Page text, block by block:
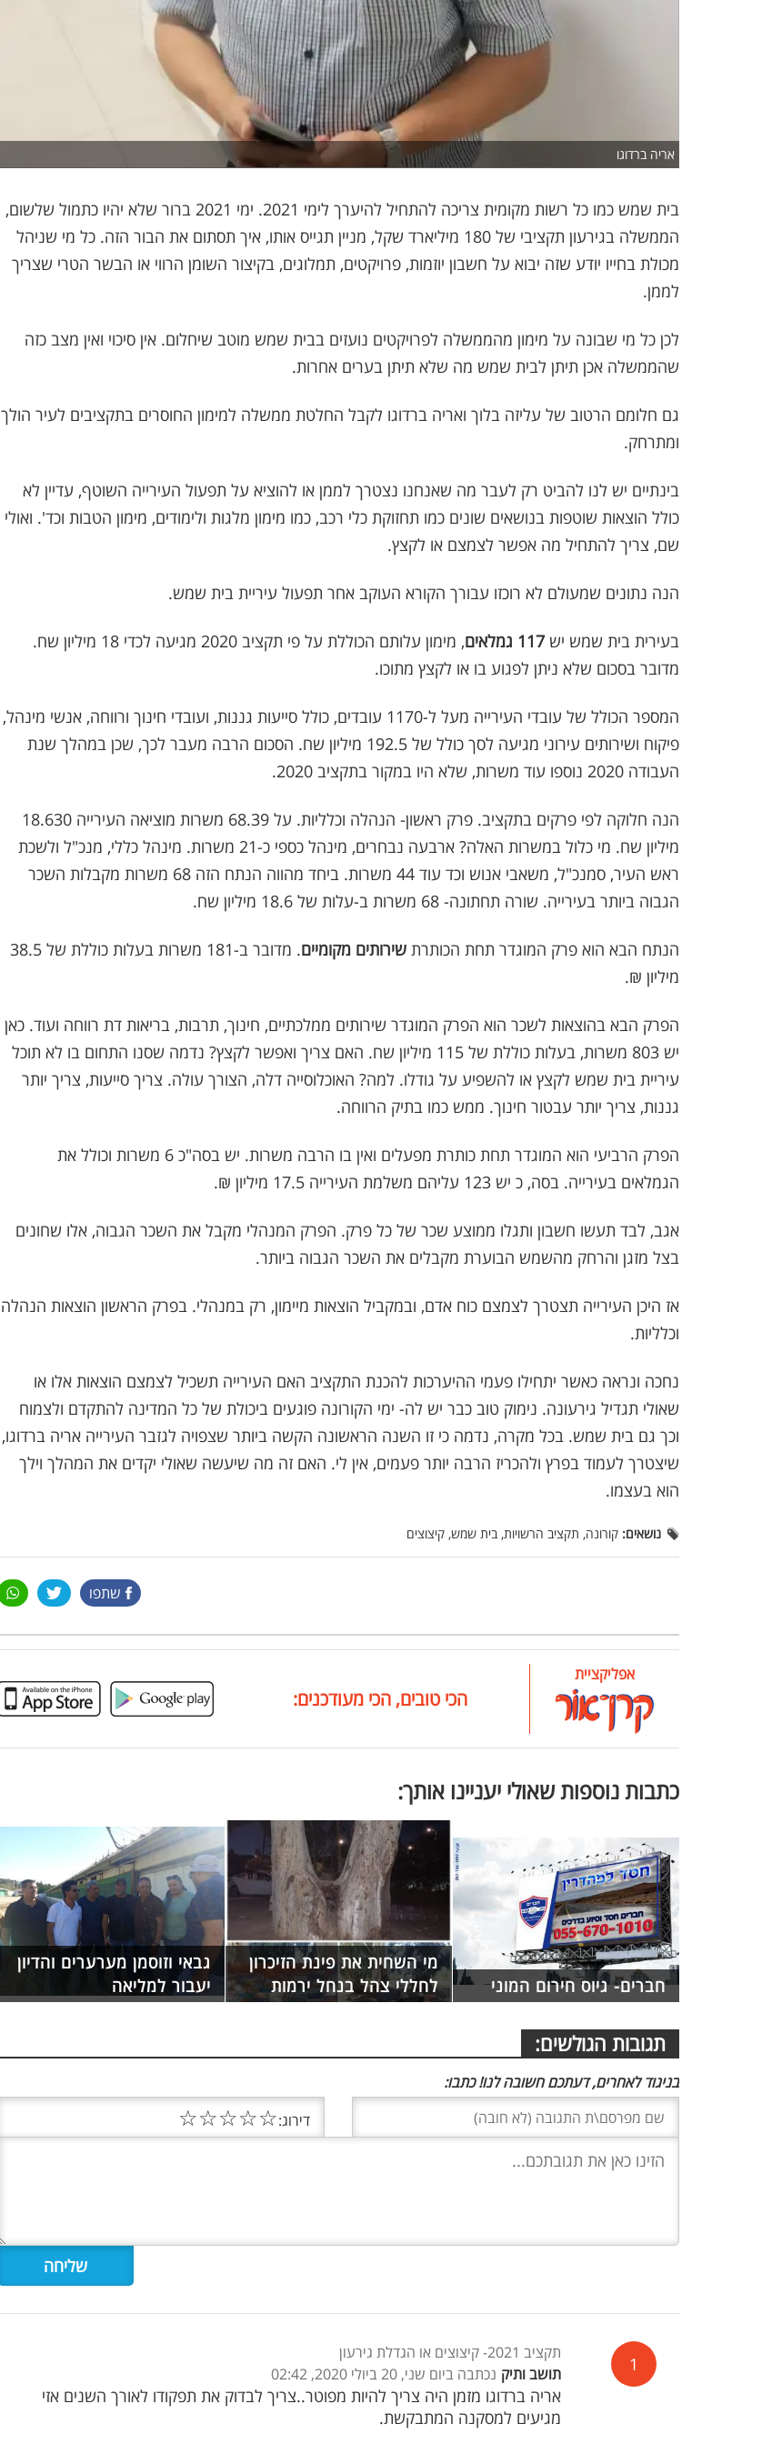
אריה ברדוגו
בית שמש כמו כל רשות מקומית צריכה להתחיל להיערך לימי 2021. ימי 2021 ברור שלא יהיו כתמול שלשום,
הממשלה בגירעון תקציבי של 180 מיליארד שקל, מניין תגייס אותו, איך תסתום את הבור הזה. כל מי שניהל
מכולת בחייו יודע שזה יבוא על חשבון יוזמות, פרויקטים, תמלוגים, בקיצור השומן הרווי או הבשר הטרי שצריך
לממן.
לכן כל מי שבונה על מימון מהממשלה לפרויקטים נועזים בבית שמש מוטב שיחלום. אין סיכוי ואין מצב כזה
שהממשלה אכן תיתן לבית שמש מה שלא תיתן בערים אחרות.
גם חלומם הרטוב של עליזה בלוך ואריה ברדוגו לקבל החלטת ממשלה למימון החוסרים בתקציבים לעיר הולך
ומתרחק.
בינתיים יש לנו להביט רק לעבר מה שאנחנו נצטרך לממן או להוציא על תפעול העירייה השוטף, עדיין לא
כולל הוצאות שוטפות בנושאים שונים כמו תחזוקת כלי רכב, כמו מימון מלגות ולימודים, מימון הטבות וכד'. ואולי
שם, צריך להתחיל מה אפשר לצמצם או לקצץ.
הנה נתונים שמעולם לא רוכזו עבורך הקורא העוקב אחר תפעול עיריית בית שמש.
בעירית בית שמש יש117 גמלאים
, מימון עלותם הכוללת על פי תקציב 2020 מגיעה לכדי 18 מיליון שח.
מדובר בסכום שלא ניתן לפגוע בו או לקצץ מתוכו.
המספר הכולל של עובדי העירייה מעל ל-1170 עובדים, כולל סייעות גננות, ועובדי חינוך ורווחה, אנשי מינהל,
פיקוח ושירותים עירוני מגיעה לסך כולל של 192.5 מיליון שח. הסכום הרבה מעבר לכך, שכן במהלך שנת
העבודה 2020 נוספו עוד משרות, שלא היו במקור בתקציב 2020.
הנה חלוקה לפי פרקים בתקציב. פרק ראשון- הנהלה וכלליות. על 68.39 משרות מוציאה העירייה 18.630
מיליון שח. מי כלול במשרות האלה? ארבעה נבחרים, מינהל כספי כ-21 משרות. מינהל כללי, מנכ"ל ולשכת
ראש העיר, סמנכ"ל, משאבי אנוש וכד עוד 44 משרות. ביחד מהווה הנתח הזה 68 משרות מקבלות השכר
הגבוה ביותר בעירייה. שורה תחתונה- 68 משרות ב-עלות של 18.6 מיליון שח.
הנתח הבא הוא פרק המוגדר תחת הכותרת שירותים מקומיים
. מדובר ב-181 משרות בעלות כוללת של 38.5
מיליון ₪.
הפרק הבא בהוצאות לשכר הוא הפרק המוגדר שירותים ממלכתיים, חינוך, תרבות, בריאות דת רווחה ועוד. כאן
יש 803 משרות, בעלות כוללת של 115 מיליון שח. האם צריך ואפשר לקצץ? נדמה שסנו התחום בו לא תוכל
עיריית בית שמש לקצץ או להשפיע על גודלו. למה? האוכלוסייה דלה, הצורך עולה. צריך סייעות, צריך יותר
גננות, צריך יותר עבטור חינוך. ממש כמו בתיק הרווחה.
הפרק הרביעי הוא המוגדר תחת כותרת מפעלים ואין בו הרבה משרות. יש בסה"כ 6 משרות וכולל את
הגמלאים בעירייה. בסה, כ יש 123 עליהם משלמת העירייה 17.5 מיליון ₪.
אגב, לבד תעשו חשבון ותגלו ממוצע שכר של כל פרק. הפרק המנהלי מקבל את השכר הגבוה, אלו שחונים
בצל מזגן והרחק מהשמש הבוערת מקבלים את השכר הגבוה ביותר.
אז היכן העירייה תצטרך לצמצם כוח אדם, ובמקביל הוצאות מיימון, רק במנהלי. בפרק הראשון הוצאות הנהלה
וכלליות.
נחכה ונראה כאשר יתחילו פעמי ההיערכות להכנת התקציב האם העירייה תשכיל לצמצם הוצאות אלו או
שאולי תגדיל גירעונה. נימוק טוב כבר יש לה- ימי הקורונה פוגעים ביכולת של כל המדינה להתקדם ולצמוח
וכך גם בית שמש. בכל מקרה, נדמה כי זו השנה הראשונה הקשה ביותר שצפויה לגזבר העירייה אריה ברדוגו,
שיצטרך לעמוד בפרץ ולהכריז הרבה יותר פעמים, אין לי. האם זה מה שיעשה שאולי יקדים את המהלך וילך
הוא בעצמו.
נושאים: קורונה, תקציב הרשויות, בית שמש, קיצוצים
שתפו
אפליקציית
הכי טובים, הכי מעודכנים:
כתבות נוספות שאולי יעניינו אותך:
חברים- גיוס חירום המוני
מי השחית את פינת הזיכרון
לחללי צהל בנחל ירמות
גבאי וזוסמן מערערים והדיון
יעבור למליאה
תגובות הגולשים:
בניגוד לאחרים, דעתכם חשובה לנו! כתבו:
דירוג:☆
☆
☆
☆
☆
1
תקציב 2021- קיצוצים או הגדלת גירעון
תושב ותיק נכתבה ביום שני, 20 ביולי 2020, 02:42
אריה ברדוגו מזמן היה צריך להיות מפוטר..צריך לבדוק את תפקודו לאורך השנים אזי
מגיעים למסקנה המתבקשת.